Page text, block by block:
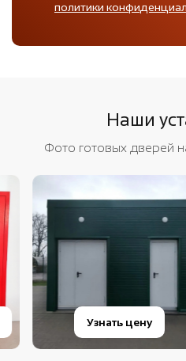
политики
Наши
Фото готовых дверей
Узнать цену